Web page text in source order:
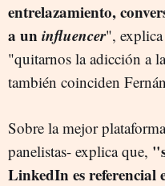
entrelazamiento,
a uninfluencer",
"quitarnos la adicción a
también coinciden
Sobre la mejor
panelistas- explica que,
LinkedIn es referencial